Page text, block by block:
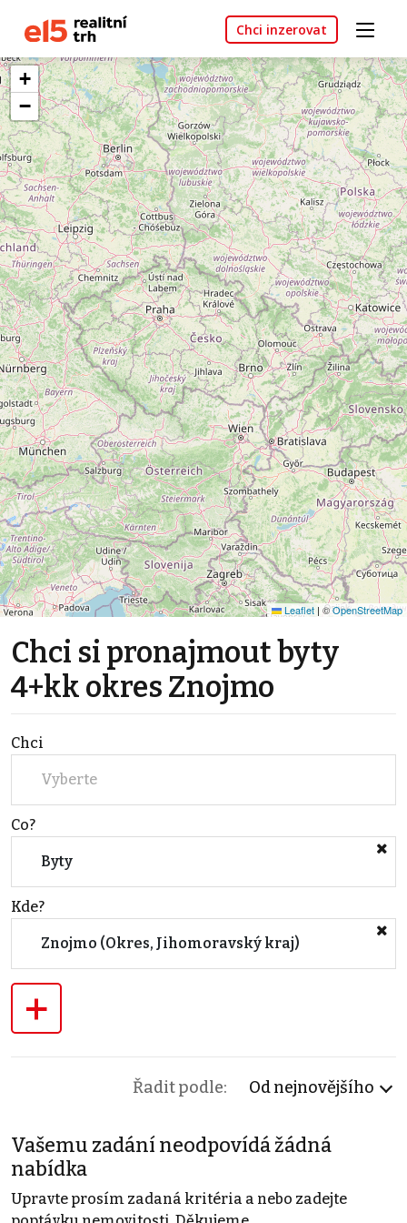
Chci inzerovat
+
−
Leaflet | ©OpenStreetMap
Chci si pronajmout byty
4+kk okres Znojmo
Chci
Vyberte
Co?
Byty
Kde?
Znojmo (Okres, Jihomoravský kraj)
+
Řadit podle: Od nejnovějšího
Vašemu zadání neodpovídá žádná
nabídka
Upravte prosím zadaná kritéria a nebo zadejte